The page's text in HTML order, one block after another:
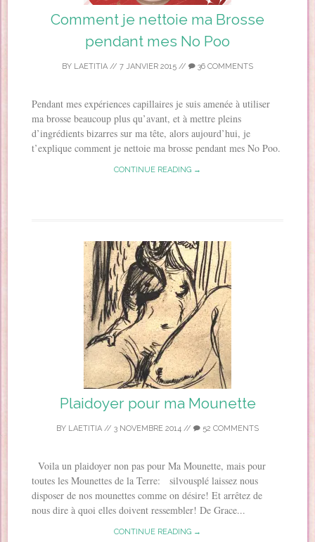
Comment je nettoie ma Brosse
pendant mes No Poo
BY LAETITIA // 7 JANVIER 2015 // 36 COMMENTS
Pendant mes expériences capillaires je suis amenée à utiliser
ma brosse beaucoup plus qu’avant, et à mettre pleins
d’ingrédients bizarres sur ma tête, alors aujourd’hui, je
t’explique comment je nettoie ma brosse pendant mes No Poo.
CONTINUE READING →
Plaidoyer pour ma Mounette
BY LAETITIA // 3 NOVEMBRE 2014 // 52 COMMENTS
Voila un plaidoyer non pas pour Ma Mounette, mais pour
toutes les Mounettes de la Terre: silvousplé laissez nous
disposer de nos mounettes comme on désire! Et arrêtez de
nous dire à quoi elles doivent ressembler! De Grace...
CONTINUE READING →